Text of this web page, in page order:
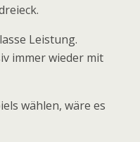
Leistung.
immer wieder mit
wählen, wäre es